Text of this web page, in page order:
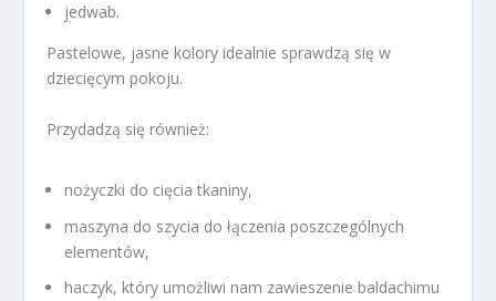
jedwab.
Pastelowe, jasne kolory idealnie sprawdzą się w
dziecięcym pokoju.
Przydadzą się również:
nożyczki do cięcia tkaniny,
maszyna do szycia do łączenia poszczególnych
elementów,
haczyk, który umożliwi nam zawieszenie baldachimu